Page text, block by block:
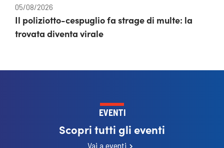
05/08/2026
Il poliziotto-cespuglio fa strage di multe: la
trovata diventa virale
EVENTI
Scopri tutti gli eventi
Vai a eventi